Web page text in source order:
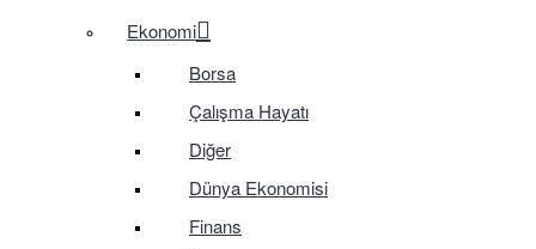
Ekonomi
Borsa
Çalışma Hayatı
Diğer
Dünya Ekonomisi
Finans